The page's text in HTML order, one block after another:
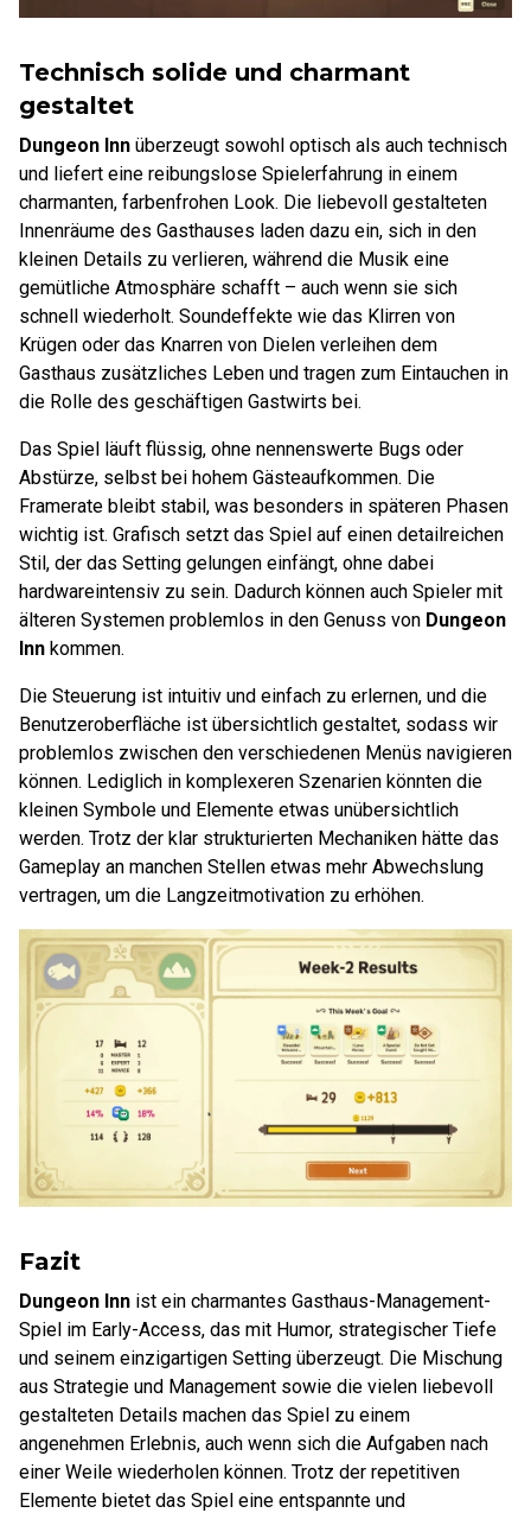
Technisch solide und charmant
gestaltet
Dungeon Inn überzeugt sowohl optisch als auch technisch
und liefert eine reibungslose Spielerfahrung in einem
charmanten, farbenfrohen Look. Die liebevoll gestalteten
Innenräume des Gasthauses laden dazu ein, sich in den
kleinen Details zu verlieren, während die Musik eine
gemütliche Atmosphäre schafft – auch wenn sie sich
schnell wiederholt. Soundeffekte wie das Klirren von
Krügen oder das Knarren von Dielen verleihen dem
Gasthaus zusätzliches Leben und tragen zum Eintauchen in
die Rolle des geschäftigen Gastwirts bei.
Das Spiel läuft flüssig, ohne nennenswerte Bugs oder
Abstürze, selbst bei hohem Gästeaufkommen. Die
Framerate bleibt stabil, was besonders in späteren Phasen
wichtig ist. Grafisch setzt das Spiel auf einen detailreichen
Stil, der das Setting gelungen einfängt, ohne dabei
hardwareintensiv zu sein. Dadurch können auch Spieler mit
älteren Systemen problemlos in den Genuss von Dungeon
Inn kommen.
Die Steuerung ist intuitiv und einfach zu erlernen, und die
Benutzeroberfläche ist übersichtlich gestaltet, sodass wir
problemlos zwischen den verschiedenen Menüs navigieren
können. Lediglich in komplexeren Szenarien könnten die
kleinen Symbole und Elemente etwas unübersichtlich
werden. Trotz der klar strukturierten Mechaniken hätte das
Gameplay an manchen Stellen etwas mehr Abwechslung
vertragen, um die Langzeitmotivation zu erhöhen.
Fazit
Dungeon Inn ist ein charmantes Gasthaus-Management-
Spiel im Early-Access, das mit Humor, strategischer Tiefe
und seinem einzigartigen Setting überzeugt. Die Mischung
aus Strategie und Management sowie die vielen liebevoll
gestalteten Details machen das Spiel zu einem
angenehmen Erlebnis, auch wenn sich die Aufgaben nach
einer Weile wiederholen können. Trotz der repetitiven
Elemente bietet das Spiel eine entspannte und